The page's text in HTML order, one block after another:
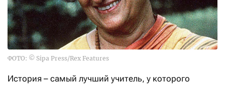
ФОТО: © Sipa Press/Rex Features
История – самый лучший учитель, у которого